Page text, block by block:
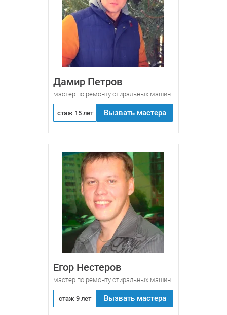
Дамир Петров
мастер по ремонту стиральных машин
стаж 15 лет Вызвать мастера
Егор Нестеров
мастер по ремонту стиральных машин
стаж 9 лет Вызвать мастера